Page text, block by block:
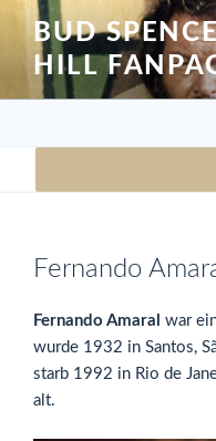
Inhalt
springen
BUD
HILL
Fernando
Fernando Amaral war
wurde 1932 in Santos,
starb 1992 in Rio de
alt.